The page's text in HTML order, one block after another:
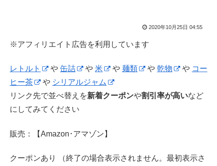
2020年10月25日 04:55
※アフィリエイト広告を利用しています
レトルト や 缶詰 や 米 や 麺類 や 乾物 や コー
ヒー茶
や シリアルジャム
リンク先で並べ替えを新着クーポンや割引率が高いなど
にしてみてください
販売：【Amazon･アマゾン】
クーポンあり （終了の場合表示されません。最初表示さ